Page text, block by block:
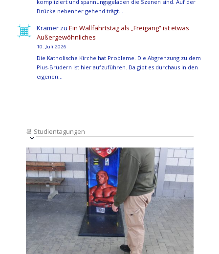
kompliziert und spannungsgeladen die Szenen sind. Auf der
Brücke nebenher gehend trägt…
Kramer zuEin Wallfahrtstag als „Freigang“ ist etwas
Außergewöhnliches
10. Juli 2026
Die Katholische Kirche hat Probleme. Die Abgrenzung zu dem
Pius-Brüdern ist hier aufzuführen. Da gibt es durchaus in den
eigenen…
📆 Studientagungen
Ansichten-
Navigation
Veranstaltung
Ansichten-
Navigation
Datum
auswählen.
List
of
Veranstaltungen
in
Photo
View